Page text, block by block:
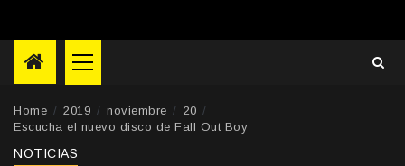
Primary
Menu
Home 2019 noviembre
20
Escucha el nuevo disco de Fall Out Boy
NOTICIAS